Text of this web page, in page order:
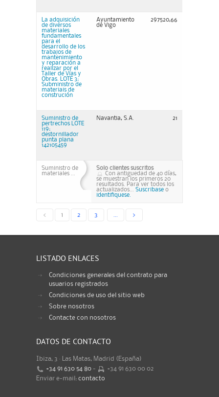
La adquisición
de diversos
materiales
fundamentales
para el
desarrollo de los
trabajos de
mantenimiento
y reparación a
realizar por el
Taller de Vías y
Obras. LOTE 3:
Subministro de
materiais de
construción
Ayuntamiento
de Vigo
297520,66
Suministro de
pertrechos LOTE
119:
destornillador
punta plana
142105459
Navantia, S.A. 21
Suministro de
materiales ...
Solo clientes suscritos
Con antiguedad de 40 días,
se muestran los primeros 20
resultados. Para ver todos los
actualizados... Suscribase o
identifiquese.
< 1 2 3 >
LISTADO ENLACES
Condiciones generales del contrato para
usuarios registrados
Condiciones de uso del sitio web
Sobre nosotros
Contacte con nosotros
DATOS DE CONTACTO
Ibiza, 3 · Las Matas, Madrid (España)
+34 91 630 54 80 -
+34 91 630 00 02
Enviar e-mail: contacto